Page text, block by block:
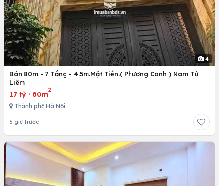
4
Bán 80m - 7 Tầng - 4.5m.Mặt Tiền.( Phương Canh ) Nam Từ
Liêm
17 tỷ · 80m
2
Thành phố Hà Nội
5 giờ trước